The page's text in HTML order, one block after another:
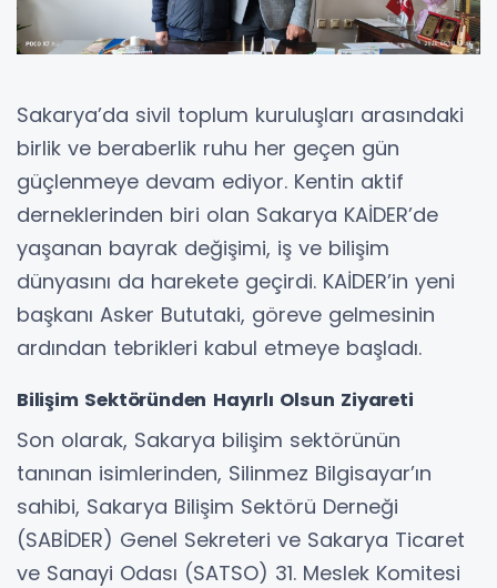
Sakarya’da sivil toplum kuruluşları arasındaki
birlik ve beraberlik ruhu her geçen gün
güçlenmeye devam ediyor. Kentin aktif
derneklerinden biri olan Sakarya KAİDER’de
yaşanan bayrak değişimi, iş ve bilişim
dünyasını da harekete geçirdi. KAİDER’in yeni
başkanı Asker Bututaki, göreve gelmesinin
ardından tebrikleri kabul etmeye başladı.
Bilişim Sektöründen Hayırlı Olsun Ziyareti
Son olarak, Sakarya bilişim sektörünün
tanınan isimlerinden, Silinmez Bilgisayar’ın
sahibi, Sakarya Bilişim Sektörü Derneği
(SABİDER) Genel Sekreteri ve Sakarya Ticaret
ve Sanayi Odası (SATSO) 31. Meslek Komitesi